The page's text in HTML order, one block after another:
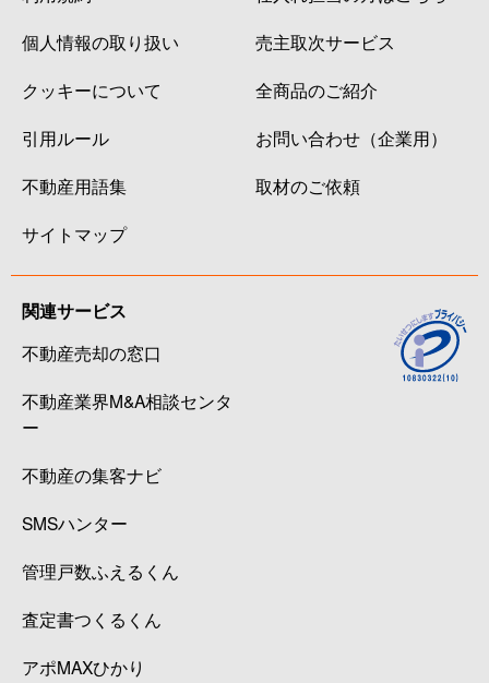
個人情報の取り扱い
クッキーについて
引用ルール
不動産用語集
サイトマップ
売主取次サービス
全商品のご紹介
お問い合わせ（企業用）
取材のご依頼
関連サービス
不動産売却の窓口
不動産業界M&A相談センタ
ー
不動産の集客ナビ
SMSハンター
管理戸数ふえるくん
査定書つくるくん
アポMAXひかり